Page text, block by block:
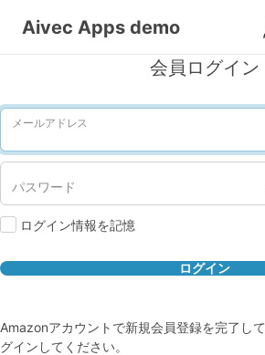
Aivec Apps demo
会員ログイン
メールアドレス
パスワード
ログイン情報を記憶
Amazonアカウントで新規会員登録を完了し
グインしてください。